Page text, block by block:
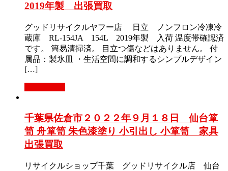
2019年製 出張買取
グッドリサイクルヤフー店 日立 ノンフロン冷凍冷
蔵庫 RL-154JA 154L 2019年製 入荷 温度帯確認済
です。 簡易清掃済。 目立つ傷などはありません。 付
属品：製氷皿 ・生活空間に調和するシンプルデザイン
[…]
千葉県佐倉市２０２２年９月１８日 仙台箪
笥 舟箪笥 朱色漆塗り 小引出し 小箪笥 家具
出張買取
リサイクルショップ千葉 グッドリサイクル店 仙台